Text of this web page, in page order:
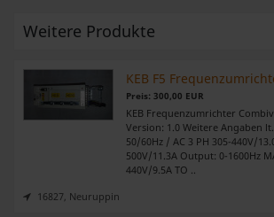
Weitere Produkte
KEB F5
Preis: 300,00 EUR
KEB Frequenzumrichter
Version: 1.0 Weitere Angaben
50/60Hz / AC 3 PH 305-440V/
500V/11.3A Output: 0-1600Hz
440V/9.5A TO ..
16827, Neuruppin